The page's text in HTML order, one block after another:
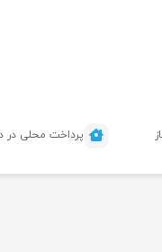
پرداخت محلی در